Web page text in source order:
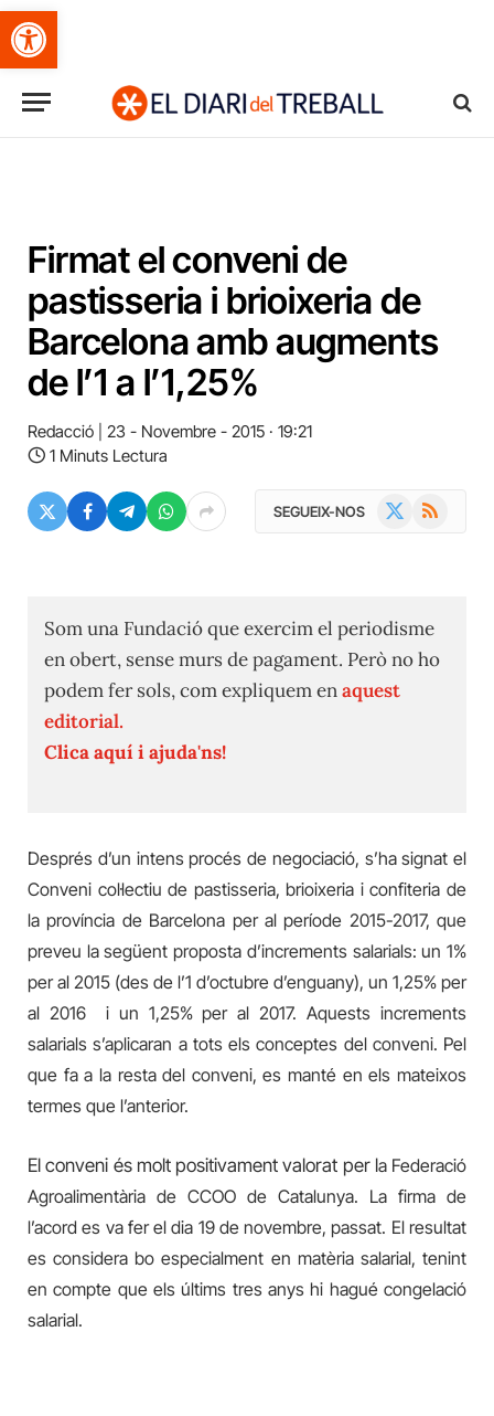
Obre la barra d'eines
Firmat el conveni de
pastisseria i brioixeria de
Barcelona amb augments
de l’1 a l’1,25%
Redacció
23 - Novembre - 2015 · 19:21
1 Minuts Lectura
SEGUEIX-NOS RSS
Som una Fundació que exercim el periodisme
en obert, sense murs de pagament. Però no ho
podem fer sols, com expliquem enaquest
editorial.
Clica aquí i ajuda'ns!
Després d’un intens procés de negociació, s’ha signat el
Conveni col·lectiu de pastisseria, brioixeria i confiteria de
la província de Barcelona per al període 2015-2017, que
preveu la següent proposta d’increments salarials: un 1%
per al 2015 (des de l’1 d’octubre d’enguany), un 1,25% per
al 2016 i un 1,25% per al 2017. Aquests increments
salarials s’aplicaran a tots els conceptes del conveni. Pel
que fa a la resta del conveni, es manté en els mateixos
termes que l’anterior.
El conveni és molt positivament valorat per la Federació
Agroalimentària de CCOO de Catalunya. La firma de
l’acord es va ferel dia 19 de novembre,passat. El resultat
es considera boespecialment en matèria salarial, tenint
en compte que els últims tres anys hi hagué congelació
salarial.